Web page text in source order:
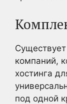
компаний,
хостинга
под одной